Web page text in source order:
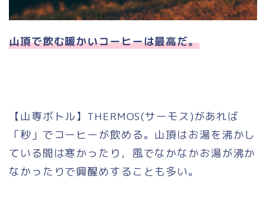
山頂で飲む暖かいコーヒーは最高だ。
【山専ボトル】THERMOS(サーモス)があれば
「秒」でコーヒーが飲める。山頂はお湯を沸かし
ている間は寒かったり，風でなかなかお湯が沸か
なかったりで興醒めすることも多い。